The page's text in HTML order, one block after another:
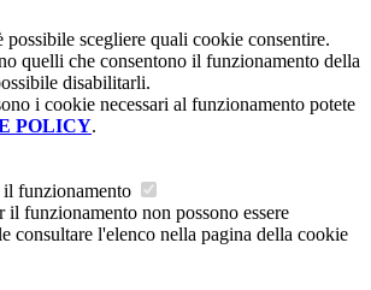
possibile scegliere quali cookie consentire.
quelli che consentono il funzionamento della
disabilitarli.
i cookie necessari al funzionamento potete
POLICY.
il funzionamento
il funzionamento non possono essere
consultare l'elenco nella pagina della cookie